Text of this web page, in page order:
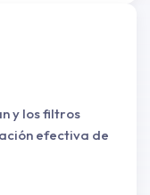
y los filtros
efectiva de